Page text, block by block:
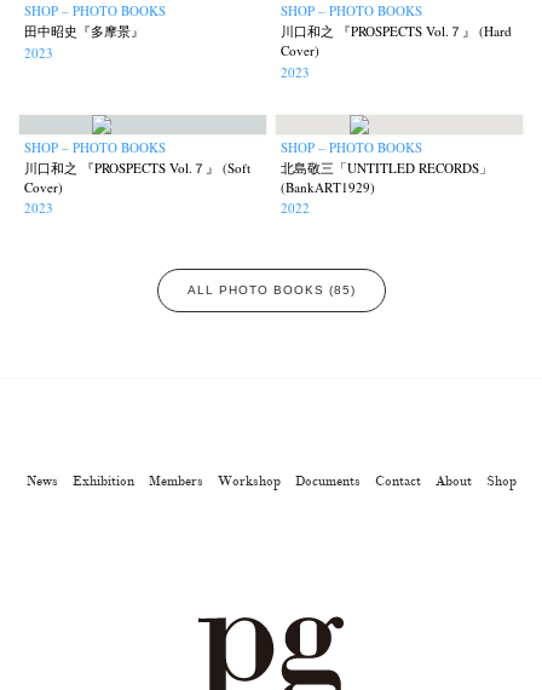
SHOP – PHOTO BOOKS
田中昭史『多摩景』
2023
SHOP – PHOTO BOOKS
川口和之 『PROSPECTS Vol.７』 (Hard
Cover)
2023
SHOP – PHOTO BOOKS
川口和之 『PROSPECTS Vol.７』 (Soft
Cover)
2023
SHOP – PHOTO BOOKS
北島敬三「UNTITLED RECORDS」
(BankART1929)
2022
ALL PHOTO BOOKS (85)
News Exhibition Members Workshop Documents Contact About Shop